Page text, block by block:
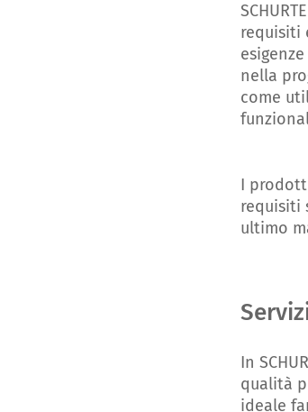
requisiti
nella
come
I
requisiti
ultimo
In
qualità
ideale